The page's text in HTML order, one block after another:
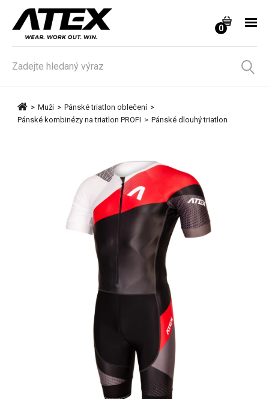
0
> Muži > Pánské triatlon oblečení >
Pánské kombinézy na triatlon PROFI > Pánské dlouhý triatlon